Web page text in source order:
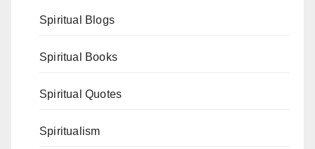
Spiritual Blogs
Spiritual Books
Spiritual Quotes
Spiritualism